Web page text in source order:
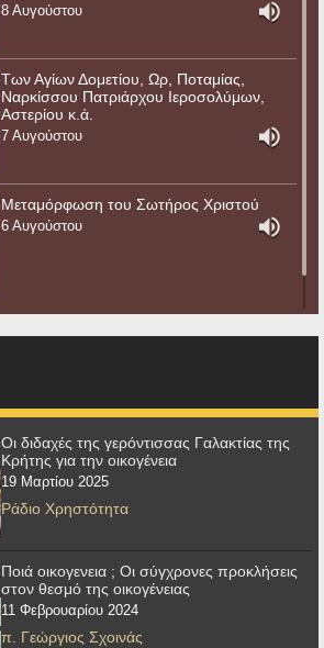
8 Αυγούστου
Των Αγίων Δομετίου, Ωρ, Ποταμίας,
Ναρκίσσου Πατριάρχου Ιεροσολύμων,
Αστερίου κ.ά.
7 Αυγούστου
Μεταμόρφωση του Σωτήρος Χριστού
6 Αυγούστου
Οι διδαχές της γερόντισσας Γαλακτίας της
Κρήτης για την οικογένεια
19 Μαρτίου 2025
Ράδιο Χρηστότητα
Ποιά οικογενεια ; Οι σύγχρονες προκλήσεις
στον θεσμό της οικογένειας
11 Φεβρουαρίου 2024
π. Γεώργιος Σχοινάς